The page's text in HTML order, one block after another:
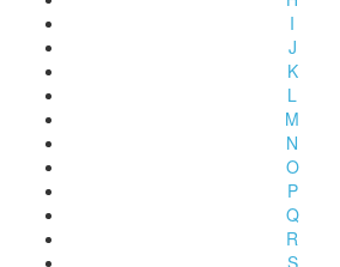
I
J
K
L
M
N
O
P
Q
R
S